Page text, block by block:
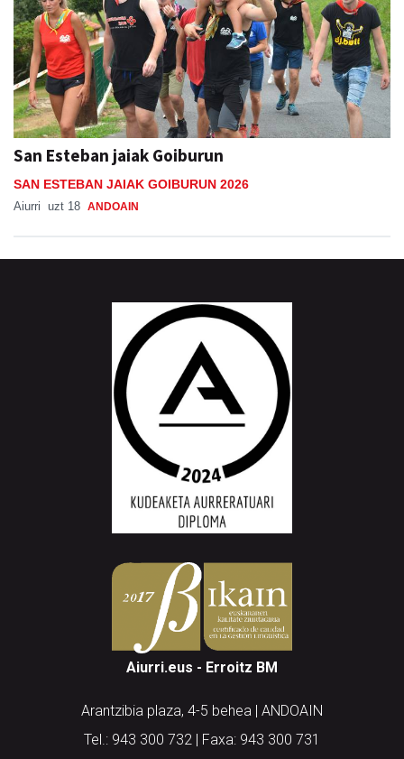
San Esteban jaiak Goiburun
SAN ESTEBAN JAIAK GOIBURUN 2026
Aiurri uzt 18 ANDOAIN
Aiurri.eus - Erroitz BM
Arantzibia plaza, 4-5 behea | ANDOAIN
Tel.: 943 300 732 | Faxa: 943 300 731